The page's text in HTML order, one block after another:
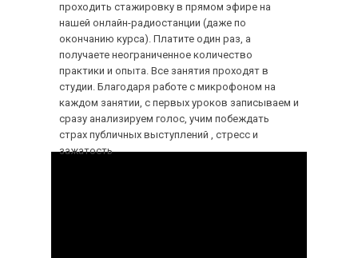
проходить стажировку в прямом эфире на
нашей онлайн-радиостанции (даже по
окончанию курса). Платите один раз, а
получаете неограниченное количество
практики и опыта. Все занятия проходят в
студии. Благодаря работе с микрофоном на
каждом занятии, с первых уроков записываем и
сразу анализируем голос, учим побеждать
страх публичных выступлений , стресс и
зажатость